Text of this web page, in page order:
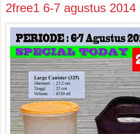
2free1 6-7 agustus 2014